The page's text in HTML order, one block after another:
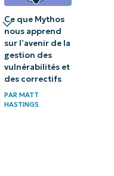
Ce que Mythos
nous apprend
sur l’avenir de la
gestion des
vulnérabilités et
des correctifs
PAR MATT
HASTINGS